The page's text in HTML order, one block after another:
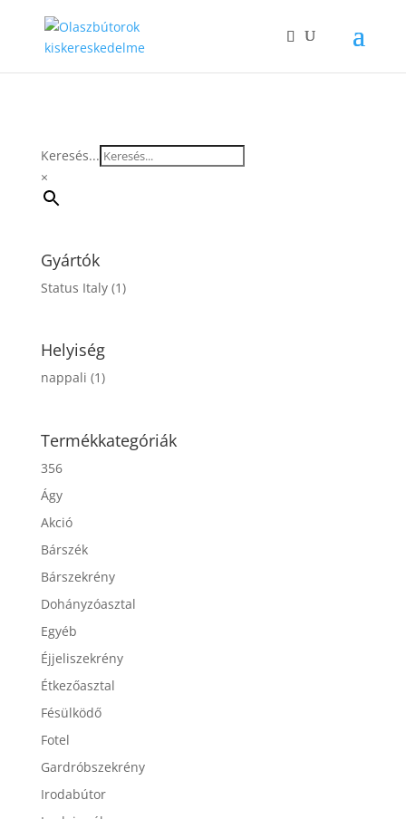
Keresés...
×
Gyártók
Status Italy (1)
Helyiség
nappali (1)
Termékkategóriák
356
Ágy
Akció
Bárszék
Bárszekrény
Dohányzóasztal
Egyéb
Éjjeliszekrény
Étkezőasztal
Fésülködő
Fotel
Gardróbszekrény
Irodabútor